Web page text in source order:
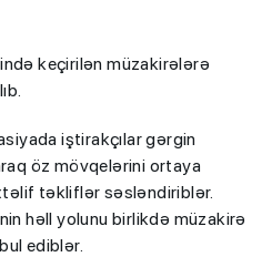
keçirilən müzakirələrə
iştirakçılar gərgin
öz mövqelərini ortaya
təkliflər səsləndiriblər.
həll yolunu birlikdə müzakirə
ediblər.